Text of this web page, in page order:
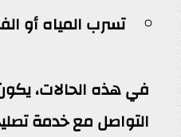
تسرب المياه أو
في هذه الحالات،
التواصل مع خدمة